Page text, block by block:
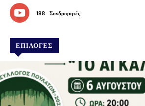
188 Συνδρομητές
ΕΠΙΛΟΓΕΣ